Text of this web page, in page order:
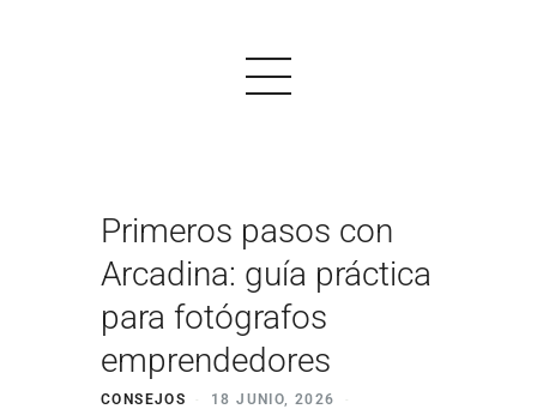
PRODUCTOS
EJEMPLOS
OPINIONES
PRECIOS
Primeros pasos con
Arcadina: guía práctica
para fotógrafos
emprendedores
CONSEJOS 18 JUNIO, 2026